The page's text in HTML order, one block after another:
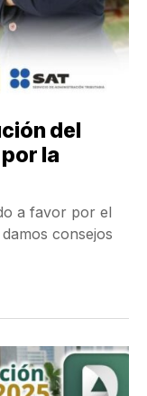
del
la
a favor por el
consejos